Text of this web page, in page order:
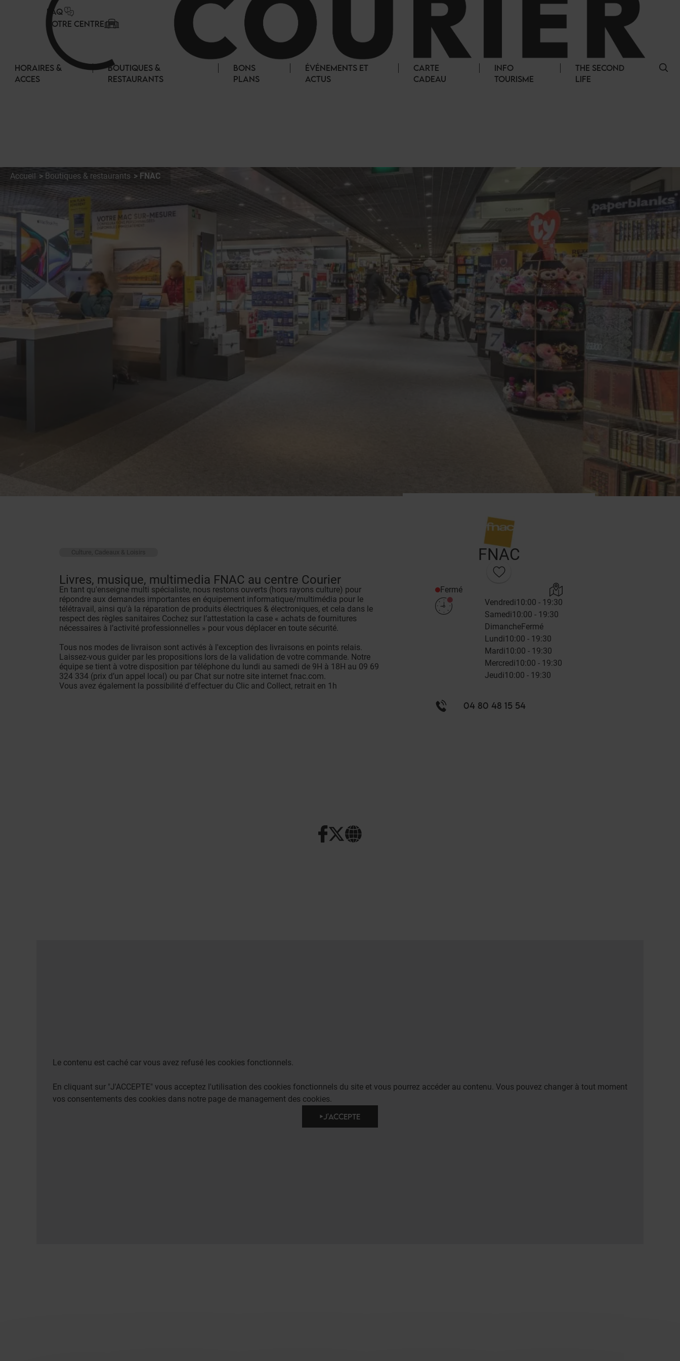
FAQ
VOTRE CENTRE
HORAIRES &
ACCES
BOUTIQUES &
RESTAURANTS
BONS
PLANS
ÉVÉNEMENTS ET
ACTUS
CARTE
CADEAU
INFO
TOURISME
THE SECOND
LIFE
Accueil Boutiques & restaurants FNAC
FNAC
Fermé
Vendredi10:00 - 19:30
Samedi10:00 - 19:30
DimancheFermé
Lundi10:00 - 19:30
Mardi10:00 - 19:30
Mercredi10:00 - 19:30
Jeudi10:00 - 19:30
04 80 48 15 54
Culture, Cadeaux & Loisirs
Livres, musique, multimedia FNAC au centre Courier
En tant qu'enseigne multi spécialiste, nous restons ouverts (hors rayons culture) pour
répondre aux demandes importantes en équipement informatique/multimédia pour le
télétravail, ainsi qu'à la réparation de produits électriques & électroniques, et cela dans le
respect des règles sanitaires Cochez sur l’attestation la case « achats de fournitures
nécessaires à l’activité professionnelles » pour vous déplacer en toute sécurité.
Tous nos modes de livraison sont activés à l'exception des livraisons en points relais.
Laissez-vous guider par les propositions lors de la validation de votre commande. Notre
équipe se tient à votre disposition par téléphone du lundi au samedi de 9H à 18H au 09 69
324 334 (prix d’un appel local) ou par Chat sur notre site internet fnac.com.
Vous avez également la possibilité d'effectuer du Clic and Collect, retrait en 1h
Le contenu est caché car vous avez refusé les cookies fonctionnels.
En cliquant sur "J'ACCEPTE" vous acceptez l'utilisation des cookies fonctionnels du site et vous pourrez accéder au contenu. Vous pouvez changer à tout moment
vos consentements des cookies dans notre page de management des cookies.
J'ACCEPTE
Panneau de gestion des cookies